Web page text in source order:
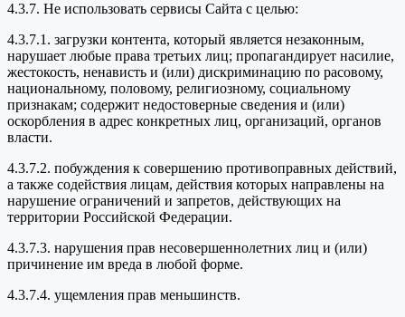
4.3.7. Не использовать сервисы Сайта с целью:
4.3.7.1. загрузки контента, который является незаконным,
нарушает любые права третьих лиц; пропагандирует насилие,
жестокость, ненависть и (или) дискриминацию по расовому,
национальному, половому, религиозному, социальному
признакам; содержит недостоверные сведения и (или)
оскорбления в адрес конкретных лиц, организаций, органов
власти.
4.3.7.2. побуждения к совершению противоправных действий,
а также содействия лицам, действия которых направлены на
нарушение ограничений и запретов, действующих на
территории Российской Федерации.
4.3.7.3. нарушения прав несовершеннолетних лиц и (или)
причинение им вреда в любой форме.
4.3.7.4. ущемления прав меньшинств.